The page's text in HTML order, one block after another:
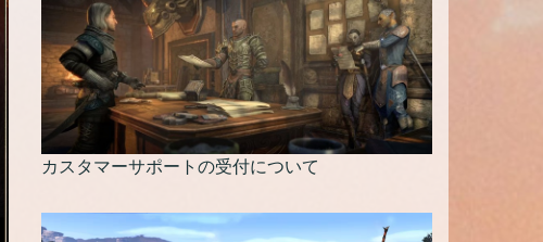
カスタマーサポートの受付について